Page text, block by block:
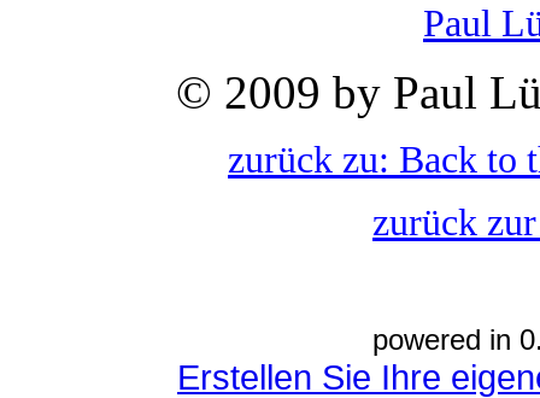
Paul
© 2009 by Paul
zurück zu: Back to
zurück
powered in
Erstellen Sie Ihre